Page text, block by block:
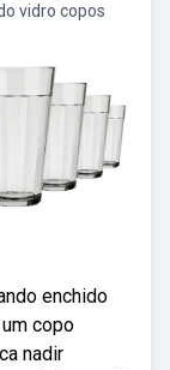
vidro copos
enchido
copo
nadir